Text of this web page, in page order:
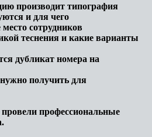
производит типография
и для чего
сотрудников
теснения и какие варианты
дубликат номера на
получить для
профессиональные